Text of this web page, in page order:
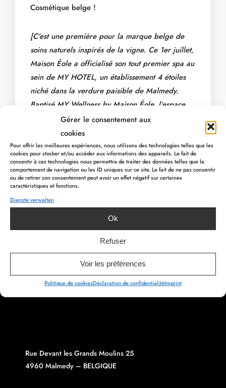
Gérer le consentement aux
cookies
Pour offrir les meilleures expériences, nous utilisons des technologies telles que les
cookies pour stocker et/ou accéder aux informations des appareils. Le fait de
consentir à ces technologies nous permettra de traiter des données telles que le
comportement de navigation ou les ID uniques sur ce site. Le fait de ne pas consentir
ou de retirer son consentement peut avoir un effet négatif sur certaines
caractéristiques et fonctions.
Dienste verwalten
Ok
Refuser
Voir les préférences
Politique de cookiesDéclaration de confidentialitéImprint
Cosmétique belge !
[C’est une première pour la marque belge de
soins naturels inspirés de la vigne. Ce 1er juillet,
Maison Éole a officialisé son tout premier spa au
sein de MY HOTEL, un établissement 4 étoiles
niché dans la verdure paisible de Malmedy.
Baptisé MY Wellness by Maison Éole, l’espace
de plus de 120 m² mêle sauna, hammam,
piscine et terrasse dans une ambiance douce et
feutrée…]
Lire l’article
DH– 2 juillet 2025 – Emeline Berlier
PREVIOUS ARTICLE NEXT ARTICLE
Rue Devant les Grands Moulins 25
4960 Malmedy – BELGIQUE